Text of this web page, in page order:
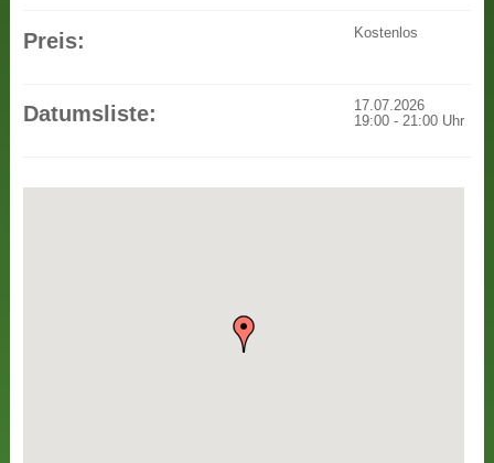
Preis: Kostenlos
Datumsliste:
17.07.2026
19:00 - 21:00 Uhr